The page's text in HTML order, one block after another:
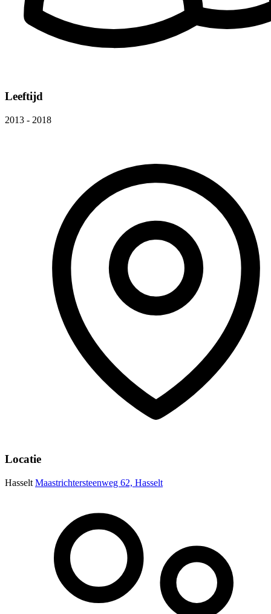
Leeftijd
2013 - 2018
Locatie
Hasselt Maastrichtersteenweg 62, Hasselt